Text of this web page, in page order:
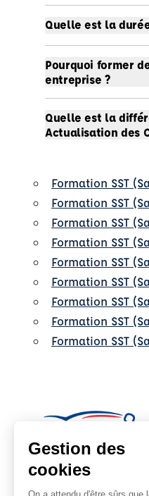
Quelle est la
Pourquoi former
entreprise ?
Quelle est la
Actualisation des
Formation SST
Formation SST
Formation SST
Formation SST
Formation SST
Formation SST
Formation SST
Formation SST
Formation SST